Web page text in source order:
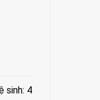
sinh: 4